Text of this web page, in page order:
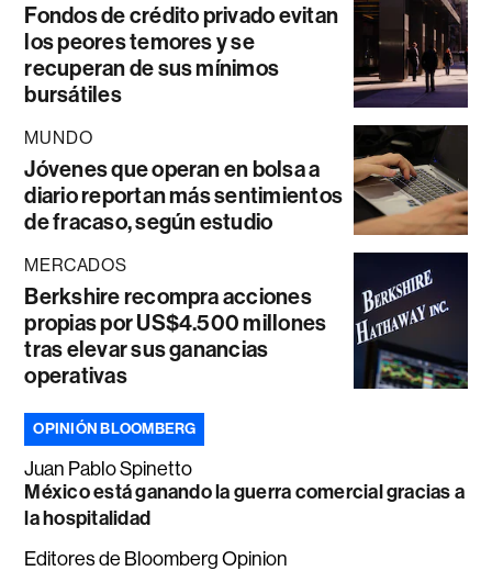
Fondos de crédito privado evitan
los peores temores y se
recuperan de sus mínimos
bursátiles
MUNDO
Jóvenes que operan en bolsa a
diario reportan más sentimientos
de fracaso, según estudio
MERCADOS
Berkshire recompra acciones
propias por US$4.500 millones
tras elevar sus ganancias
operativas
OPINIÓN BLOOMBERG
Juan Pablo Spinetto
México está ganando la guerra comercial gracias a
la hospitalidad
Editores de Bloomberg Opinion